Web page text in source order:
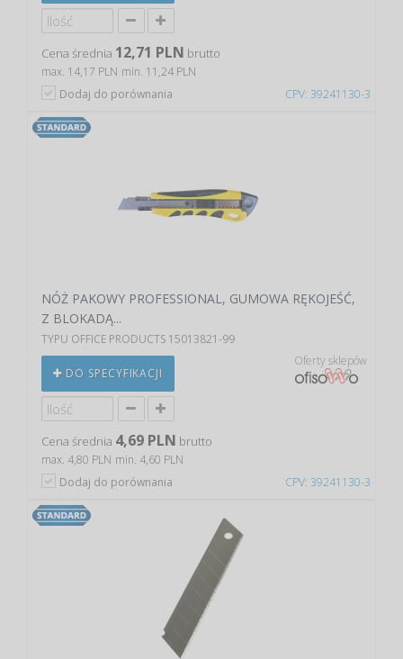
CPV: 39241130-3
Cena średnia 12,71 PLN brutto
max. 14,17 PLN min. 11,24 PLN
Dodaj do porównania
CPV: 39241130-3
NÓŻ PAKOWY PROFESSIONAL, GUMOWA RĘKOJEŚĆ,
Z BLOKADĄ...
TYPU OFFICE PRODUCTS 15013821-99
DO SPECYFIKACJI
Oferty sklepów
Cena średnia 4,69 PLN brutto
max. 4,80 PLN min. 4,60 PLN
Dodaj do porównania